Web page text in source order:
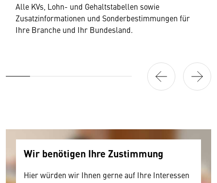
Alle KVs, Lohn- und Gehaltstabellen sowie
Zusatzinformationen und Sonderbestimmungen für
Ihre Branche und Ihr Bundesland.
Wir benötigen Ihre Zustimmung
Hier würden wir Ihnen gerne auf Ihre Interessen